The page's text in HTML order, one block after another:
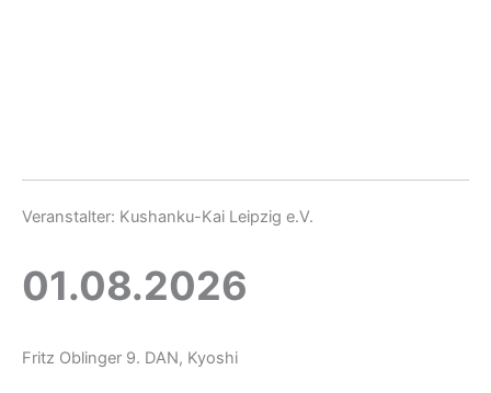
Veranstalter: Kushanku-Kai Leipzig e.V.
01.08.2026
Fritz Oblinger 9. DAN, Kyoshi